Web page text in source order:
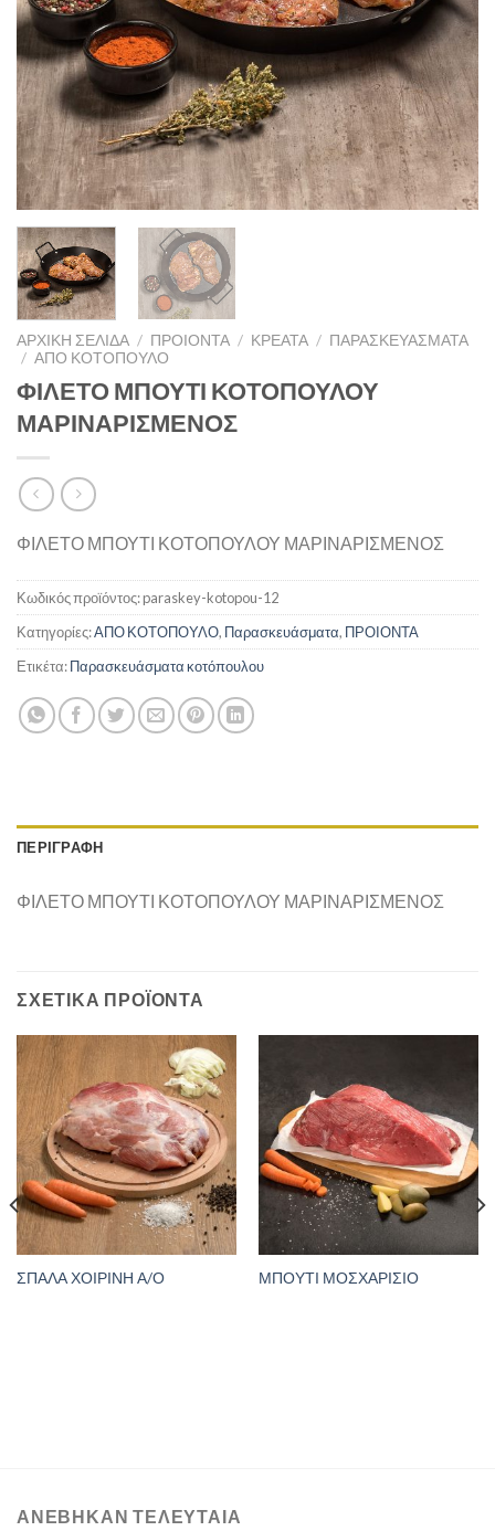
ΑΡΧΙΚΉ ΣΕΛΊΔΑ / ΠΡΟΙΟΝΤΑ / ΚΡΕΑΤΑ / ΠΑΡΑΣΚΕΥΆΣΜΑΤΑ
/ ΑΠΟ ΚΟΤΟΠΟΥΛΟ
ΦΙΛΕΤΟ ΜΠΟΥΤΙ ΚΟΤΟΠΟΥΛΟΥ
ΜΑΡΙΝΑΡΙΣΜΕΝΟΣ
ΦΙΛΕΤΟ ΜΠΟΥΤΙ ΚΟΤΟΠΟΥΛΟΥ ΜΑΡΙΝΑΡΙΣΜΕΝΟΣ
Κωδικός προϊόντος:paraskey-kotopou-12
Κατηγορίες:ΑΠΟ ΚΟΤΟΠΟΥΛΟ, Παρασκευάσματα, ΠΡΟΙΟΝΤΑ
Ετικέτα:Παρασκευάσματα κοτόπουλου
ΠΕΡΙΓΡΑΦΉ
ΦΙΛΕΤΟ ΜΠΟΥΤΙ ΚΟΤΟΠΟΥΛΟΥ ΜΑΡΙΝΑΡΙΣΜΕΝΟΣ
ΣΧΕΤΙΚΆ ΠΡΟΪΌΝΤΑ
ΣΠΑΛΑ ΧΟΙΡΙΝΗ Α/Ο ΜΠΟΥΤΙ ΜΟΣΧΑΡΙΣΙΟ
ΑΝΈΒΗΚΑΝ ΤΕΛΕΥΤΑΊΑ